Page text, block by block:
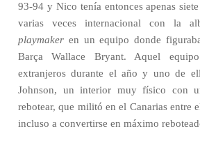
93-94 y Nico tenía entonces apenas
varias veces internacional con la
playmaker en un equipo donde
Barça Wallace Bryant. Aquel
extranjeros durante el año y uno de
Johnson, un interior muy físico con
rebotear, que militó en el Canarias entre
incluso a convertirse en máximo